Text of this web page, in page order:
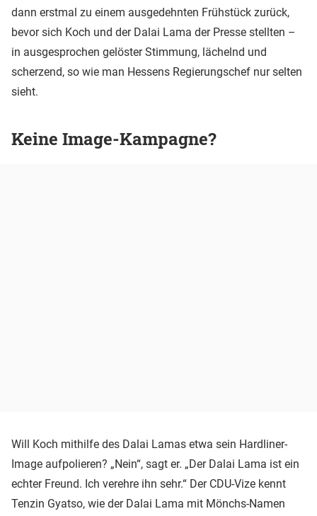
dann erstmal zu einem ausgedehnten Frühstück zurück,
bevor sich Koch und der Dalai Lama der Presse stellten –
in ausgesprochen gelöster Stimmung, lächelnd und
scherzend, so wie man Hessens Regierungschef nur selten
sieht.
Keine Image-Kampagne?
Will Koch mithilfe des Dalai Lamas etwa sein Hardliner-
Image aufpolieren? „Nein“, sagt er. „Der Dalai Lama ist ein
echter Freund. Ich verehre ihn sehr.“ Der CDU-Vize kennt
Tenzin Gyatso, wie der Dalai Lama mit Mönchs-Namen